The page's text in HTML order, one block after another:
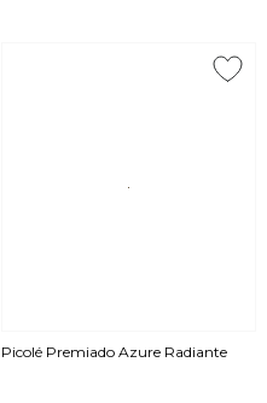
Picolé Premiado Azure Radiante